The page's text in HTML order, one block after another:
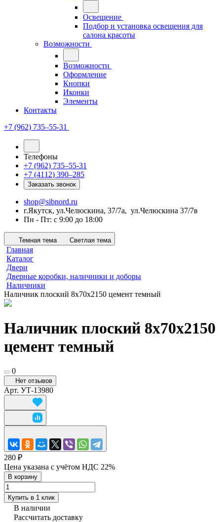
Освещение
Подбор и установка освещения для
салона красоты
Возможности
Возможности
Оформление
Кнопки
Иконки
Элементы
Контакты
+7 (962) 735‒55-31
Телефоны
+7 (962) 735‒55-31
+7 (4112) 390‒285
Заказать звонок
shop@sibnord.ru
​г.Якутск, ул.Челюскина, 37/7а, ул.Челюскина 37/7в
Пн - Пт: с 9:00 до 18:00
Темная тема Светлая тема
Главная
Каталог
Двери
Дверные коробки, наличники и доборы
Наличники
Наличник плоский 8х70х2150 цемент темный
Наличник плоский 8х70х2150
цемент темный
0
Нет отзывов
Арт. УТ-13980
280 ₽
Цена указана с учётом НДС 22%
В корзину
Купить в 1 клик
В наличии
Рассчитать доставку